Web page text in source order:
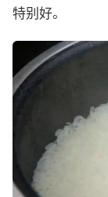
特别好。